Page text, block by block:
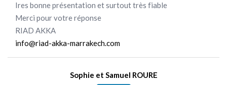
Ires bonne présentation et surtout très fiable
Merci pour votre réponse
RIAD AKKA
info@riad-akka-marrakech.com
Sophie et Samuel ROURE